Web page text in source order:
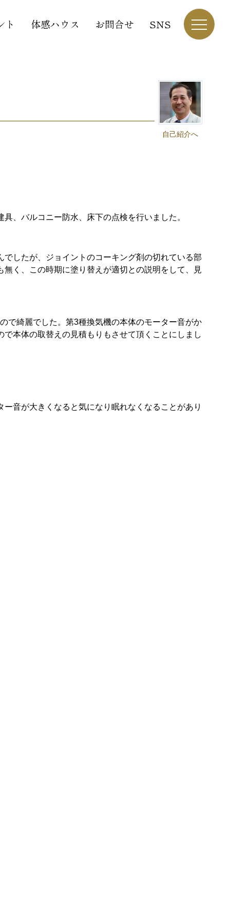
ト 体感ハウス お問合せ SNS
自己紹介へ
、バルコニー防水、床下の点検を行いました。
したが、ジョイントのコーキング剤の切れている部
く、この時期に塗り替えが適切との説明をして、見
で綺麗でした。第3種換気機の本体のモーター音がか
本体の取替えの見積もりもさせて頂くことにしまし
音が大きくなると気になり眠れなくなることがあり